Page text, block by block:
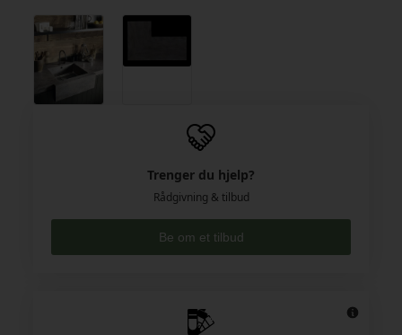
Trenger du hjelp?
Rådgivning & tilbud
Be om et tilbud